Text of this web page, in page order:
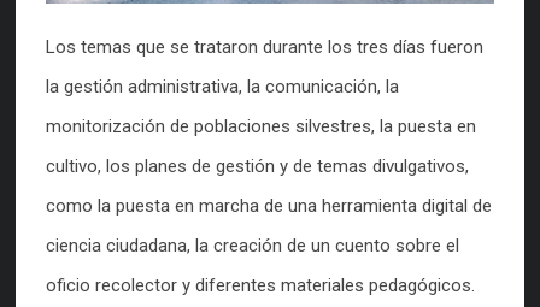
Los temas que se trataron durante los tres días fueron
la gestión administrativa, la comunicación, la
monitorización de poblaciones silvestres, la puesta en
cultivo, los planes de gestión y de temas divulgativos,
como la puesta en marcha de una herramienta digital de
ciencia ciudadana, la creación de un cuento sobre el
oficio recolector y diferentes materiales pedagógicos.